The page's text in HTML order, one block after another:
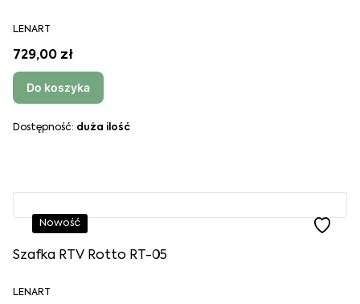
LENART
729,00 zł
Do koszyka
Dostępność: duża ilość
Nowość
Szafka RTV Rotto RT-05
LENART